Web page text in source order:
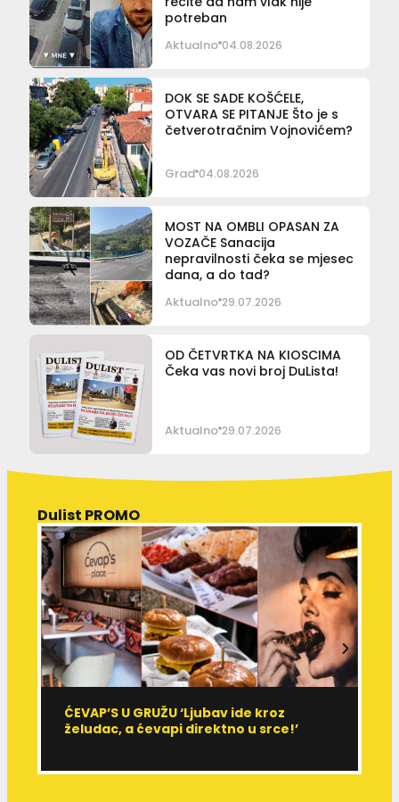
potreban
Aktualno 04.08.2026
DOK SE SADE KOŠĆELE,
OTVARA SE PITANJE Što je s
četverotračnim Vojnovićem?
Grad 04.08.2026
MOST NA OMBLI OPASAN ZA
VOZAČE Sanacija
nepravilnosti čeka se mjesec
dana, a do tad?
Aktualno 29.07.2026
OD ČETVRTKA NA KIOSCIMA
Čeka vas novi broj DuLista!
Aktualno 29.07.2026
Dulist PROMO
ĆEVAP’S U GRUŽU ‘Ljubav ide kroz
želudac, a ćevapi direktno u srce!’